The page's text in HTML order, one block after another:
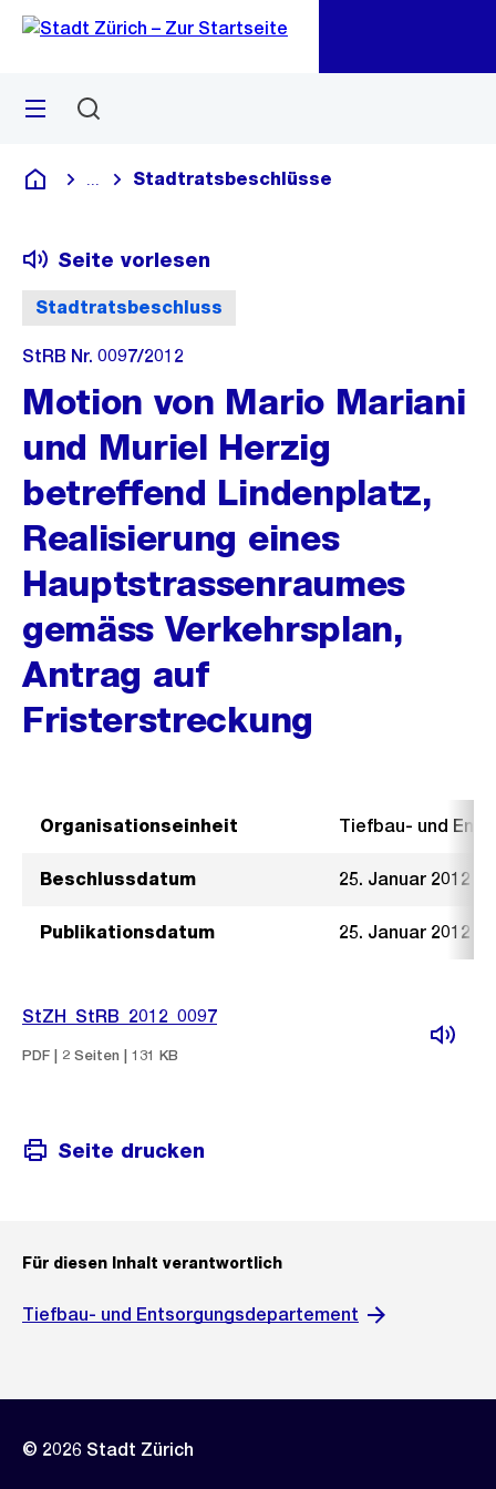
Navigation
Sprunglink
Menü
Deutsch
Blende alle Breadcrumbs ein
Stadtratsbeschlüsse
Stadtratsbeschluss
Seite vorlesen
StRB Nr. 0097/2012
Motion von Mario Mariani
und Muriel Herzig
betreffend Lindenplatz,
Realisierung eines
Hauptstrassenraumes
gemäss Verkehrsplan,
Antrag auf
Fristerstreckung
Organisationseinheit Tiefbau- und
Beschlussdatum 25. Januar 2012
Publikationsdatum 25. Januar 2012
StZH_StRB_2012_0097
PDF | 2 Seiten | 131 KB
Seite drucken
Für diesen Inhalt verantwortlich
Tiefbau- und Entsorgungsdepartement
© 2026 Stadt Zürich